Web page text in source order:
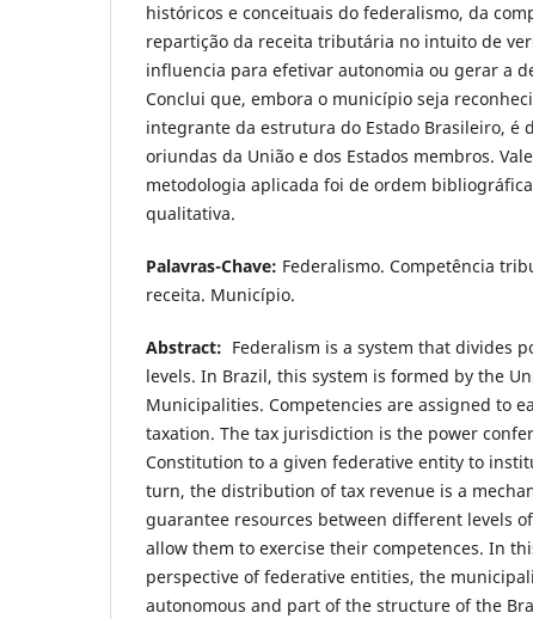
históricos e conceituais do federalismo, da
repartição da receita tributária no intuito de
influencia para efetivar autonomia ou gerar a
Conclui que, embora o município seja
integrante da estrutura do Estado Brasileiro, é
oriundas da União e dos Estados membros.
metodologia aplicada foi de ordem
qualitativa.
Palavras-Chave: Federalismo. Competência
receita. Município.
Abstract: Federalism is a system that divides
levels. In Brazil, this system is formed by the
Municipalities. Competencies are assigned to
taxation. The tax jurisdiction is the power
Constitution to a given federative entity to
turn, the distribution of tax revenue is a
guarantee resources between different levels
allow them to exercise their competences. In
perspective of federative entities, the
autonomous and part of the structure of the